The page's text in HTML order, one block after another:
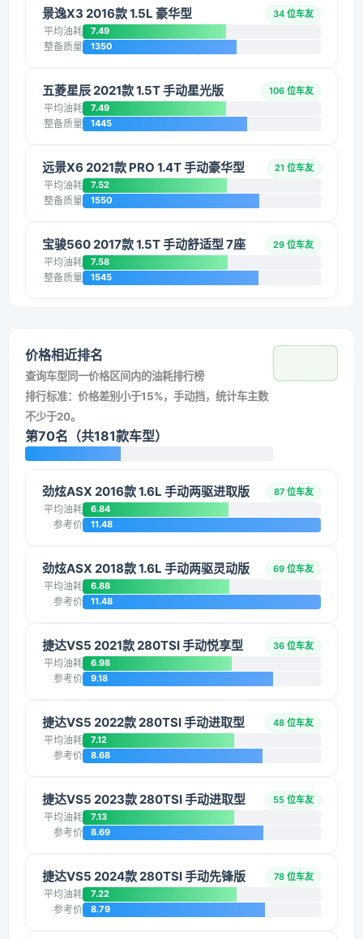
景逸X3 2016款 1.5L 豪华型 34 位车友
平均油耗 7.49
整备质量 1350
五菱星辰 2021款 1.5T 手动星光版 106 位车友
平均油耗 7.49
整备质量 1445
远景X6 2021款 PRO 1.4T 手动豪华型 21 位车友
平均油耗 7.52
整备质量 1550
宝骏560 2017款 1.5T 手动舒适型 7座 29 位车友
平均油耗 7.58
整备质量 1545
价格相近排名
查询车型同一价格区间内的油耗排行榜
排行标准：价格差别小于15%，手动挡，统计车主数
不少于20。
第70名（共181款车型）
劲炫ASX 2016款 1.6L 手动两驱进取版 87 位车友
平均油耗 6.84
参考价 11.48
劲炫ASX 2018款 1.6L 手动两驱灵动版 69 位车友
平均油耗 6.88
参考价 11.48
捷达VS5 2021款 280TSI 手动悦享型 36 位车友
平均油耗 6.98
参考价 9.18
捷达VS5 2022款 280TSI 手动进取型 48 位车友
平均油耗 7.12
参考价 8.68
捷达VS5 2023款 280TSI 手动进取型 55 位车友
平均油耗 7.13
参考价 8.69
捷达VS5 2024款 280TSI 手动先锋版 78 位车友
平均油耗 7.22
参考价 8.79